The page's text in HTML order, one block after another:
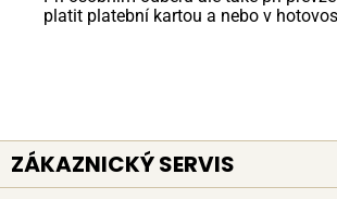
platit platební kartou a nebo v
ZÁKAZNICKÝ SERVIS